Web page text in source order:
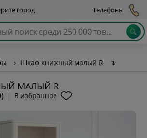
город Телефоны
› Шкаф книжный малый R ↴
МАЛЫЙ R
В избранное